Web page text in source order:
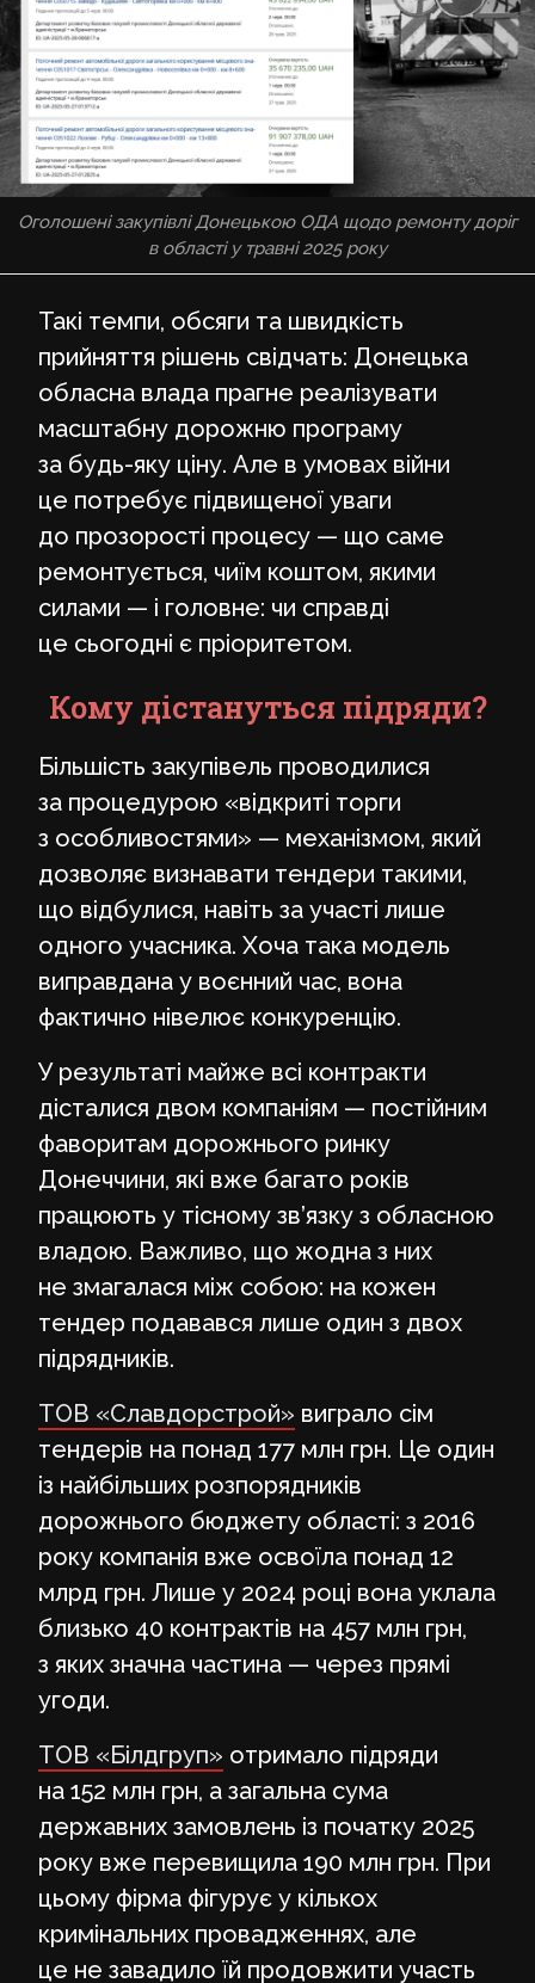
Оголошені закупівлі Донецькою ОДА щодо ремонту доріг
в області у травні 2025 року
Такі темпи, обсяги та швидкість
прийняття рішень свідчать: Донецька
обласна влада прагне реалізувати
масштабну дорожню програму
за будь-яку ціну. Але в умовах війни
це потребує підвищеної уваги
до прозорості процесу — що саме
ремонтується, чиїм коштом, якими
силами — і головне: чи справді
це сьогодні є пріоритетом.
Кому дістануться підряди?
Більшість закупівель проводилися
за процедурою «відкриті торги
з особливостями» — механізмом, який
дозволяє визнавати тендери такими,
що відбулися, навіть за участі лише
одного учасника. Хоча така модель
виправдана у воєнний час, вона
фактично нівелює конкуренцію.
У результаті майже всі контракти
дісталися двом компаніям — постійним
фаворитам дорожнього ринку
Донеччини, які вже багато років
працюють у тісному зв’язку з обласною
владою. Важливо, що жодна з них
не змагалася між собою: на кожен
тендер подавався лише один з двох
підрядників.
ТОВ «Славдорстрой» виграло сім
тендерів на понад 177 млн грн. Це один
із найбільших розпорядників
дорожнього бюджету області: з 2016
року компанія вже освоїла понад 12
млрд грн. Лише у 2024 році вона уклала
близько 40 контрактів на 457 млн грн,
з яких значна частина — через прямі
угоди.
ТОВ «Білдгруп» отримало підряди
на 152 млн грн, а загальна сума
державних замовлень із початку 2025
року вже перевищила 190 млн грн. При
цьому фірма фігурує у кількох
кримінальних провадженнях, але
це не завадило їй продовжити участь